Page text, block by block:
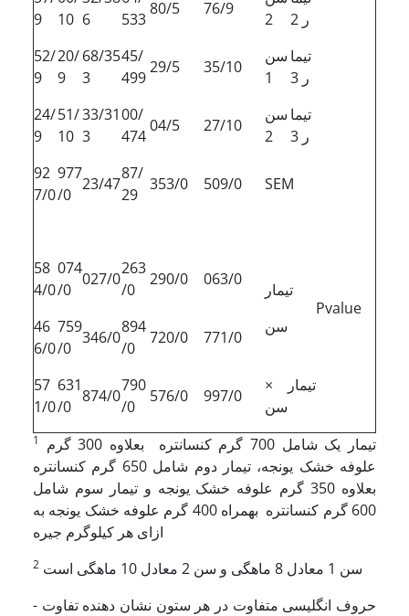
9
10 6
533
80/5 76/9
2
ر 2
52/
9
20/
9
68/35
3
45/
499
29/5 35/10
سن
1
تیما
ر 3
24/
9
51/
10
33/31
3
00/
474
04/5 27/10
سن
2
تیما
ر 3
92
7/0
977
/0
23/47
87/
29
353/0 509/0 SEM
58
4/0
074
/0
027/0
263
/0
290/0 063/0
تیمار
سن
Pvalue
46
6/0
759
/0
346/0
894
/0
720/0 771/0
57
1/0
631
/0
874/0
790
/0
576/0 997/0
تیمار ×
سن
1
علوفه خشک یونجه، تیمار دوم شامل 650 گرم کنسانتره
بعلاوه 350 گرم علوفه خشک یونجه و تیمار سوم شامل
600 گرم کنسانتره بهمراه 400 گرم علوفه خشک یونجه به
ازای هر کیلوگرم جیره
2
سن 1 معادل 8 ماهگی و سن 2 معادل 10 ماهگی است
- حروف انگلیسی متفاوت در هر ستون نشان دهنده تفاوت